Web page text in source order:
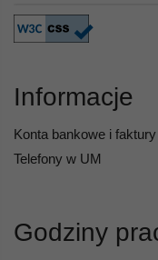
Informacje
Konta bankowe i faktury
Telefony w UM
Godziny